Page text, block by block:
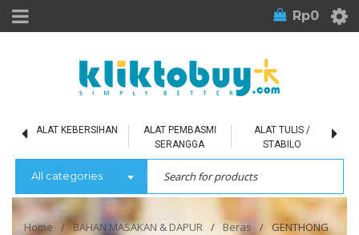
Rp0
ALAT KEBERSIHAN
ALAT PEMBASMI
SERANGGA
ALAT TULIS /
STABILO
All categories
Home / BAHAN MASAKAN & DAPUR / Beras / GENTHONG